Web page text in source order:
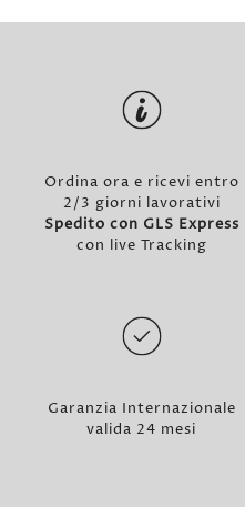
Ordina ora e ricevi entro
2/3 giorni lavorativi
Spedito con GLS Express
con live Tracking
Garanzia Internazionale
valida 24 mesi